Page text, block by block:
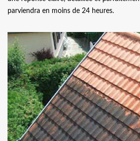
parviendra en moins de 24 heures.